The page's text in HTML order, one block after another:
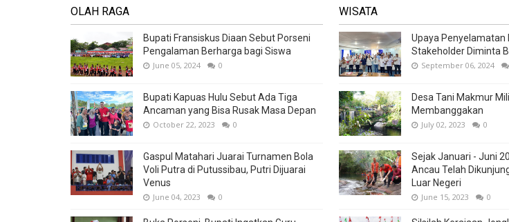
OLAH RAGA
Bupati Fransiskus Diaan Sebut Porseni
Pengalaman Berharga bagi Siswa
June 05, 2024 0
Bupati Kapuas Hulu Sebut Ada Tiga
Ancaman yang Bisa Rusak Masa Depan
October 22, 2023 0
Gaspul Matahari Juarai Turnamen Bola
Voli Putra di Putussibau, Putri Dijuarai
Venus
June 04, 2023 0
WISATA
Upaya Penyelamatan
Stakeholder Diminta
September 06, 2024
Desa Tani Makmur
Membanggakan
July 02, 2023 0
Sejak Januari - Juni
Ancau Telah
Luar Negeri
June 15, 2023 0